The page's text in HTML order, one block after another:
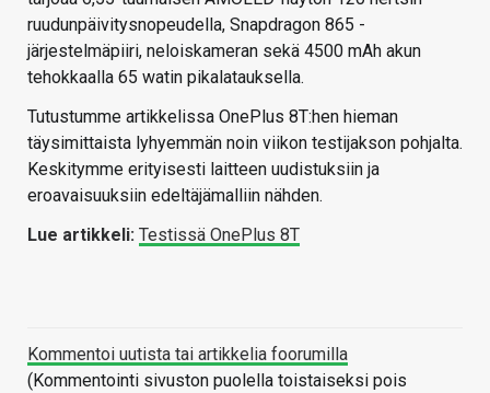
ruudunpäivitysnopeudella, Snapdragon 865 -
järjestelmäpiiri, neloiskameran sekä 4500 mAh akun
tehokkaalla 65 watin pikalatauksella.
Tutustumme artikkelissa OnePlus 8T:hen hieman
täysimittaista lyhyemmän noin viikon testijakson pohjalta.
Keskitymme erityisesti laitteen uudistuksiin ja
eroavaisuuksiin edeltäjämalliin nähden.
Lue artikkeli: Testissä OnePlus 8T
Kommentoi uutista tai artikkelia foorumilla
(Kommentointi sivuston puolella toistaiseksi pois